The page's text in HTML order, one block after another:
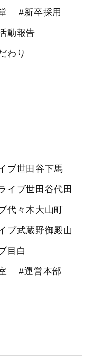
#新卒採用
動報告
わり
ブ世田谷下馬
イブ世田谷代田
代々木大山町
ブ武蔵野御殿山
目白
#運営本部